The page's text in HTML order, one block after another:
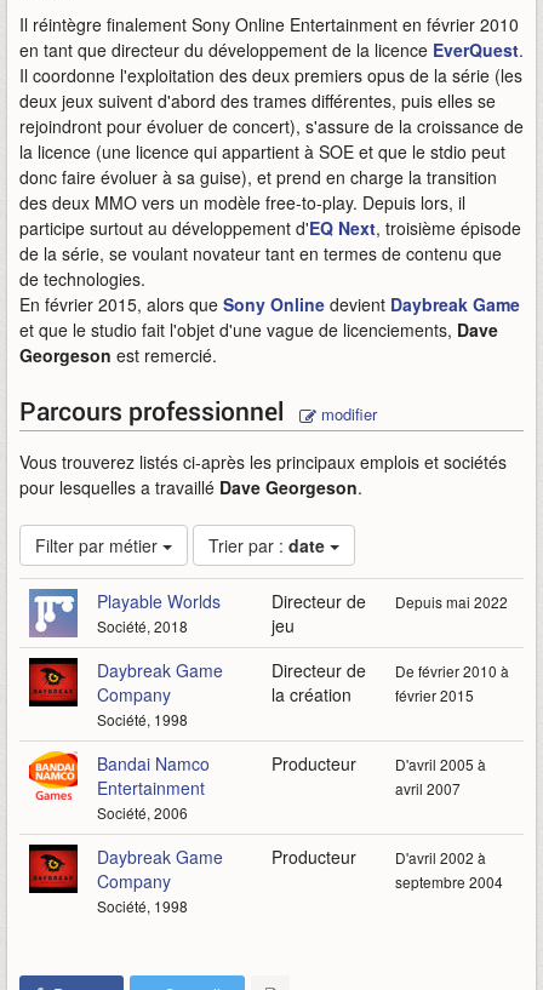
Il réintègre finalement Sony Online Entertainment en février 2010
en tant que directeur du développement de la licence EverQuest.
Il coordonne l'exploitation des deux premiers opus de la série (les
deux jeux suivent d'abord des trames différentes, puis elles se
rejoindront pour évoluer de concert), s'assure de la croissance de
la licence (une licence qui appartient à SOE et que le stdio peut
donc faire évoluer à sa guise), et prend en charge la transition
des deux MMO vers un modèle free-to-play. Depuis lors, il
participe surtout au développement d'EQ Next, troisième épisode
de la série, se voulant novateur tant en termes de contenu que
de technologies.
En février 2015, alors que Sony Online devient Daybreak Game
et que le studio fait l'objet d'une vague de licenciements, Dave
Georgeson est remercié.
Parcours professionnel modifier
Vous trouverez listés ci-après les principaux emplois et sociétés
pour lesquelles a travaillé Dave Georgeson.
Filter par métier Trier par : date
Playable Worlds
Société, 2018
Directeur de
jeu
Depuis mai 2022
Daybreak Game
Company
Société, 1998
Directeur de
la création
De février 2010 à
février 2015
Bandai Namco
Entertainment
Société, 2006
Producteur
D'avril 2005 à
avril 2007
Daybreak Game
Company
Société, 1998
Producteur
D'avril 2002 à
septembre 2004